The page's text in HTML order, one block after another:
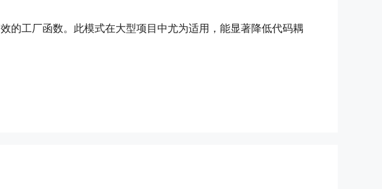
的工厂函数。此模式在大型项目中尤为适用，能显著降低代码耦